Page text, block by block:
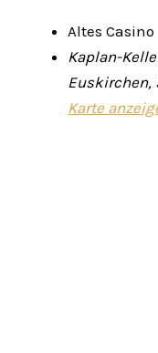
Altes Casino
Kaplan-
Euskirchen,
Karte